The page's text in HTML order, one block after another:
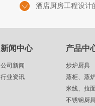
酒店厨房工程设计
新闻中心
公司新闻
行业资讯
产品中
炒炉厨具
蒸柜、蒸
米线、拉
不锈钢厨